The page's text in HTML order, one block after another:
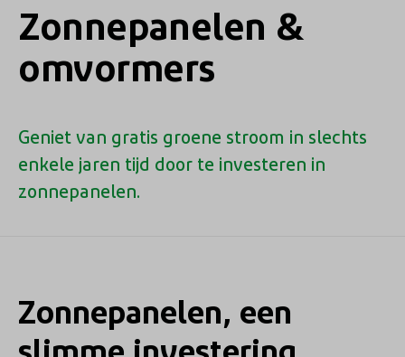
Zonnepanelen &
omvormers
Geniet van gratis groene stroom in slechts
enkele jaren tijd door te investeren in
zonnepanelen.
Zonnepanelen, een